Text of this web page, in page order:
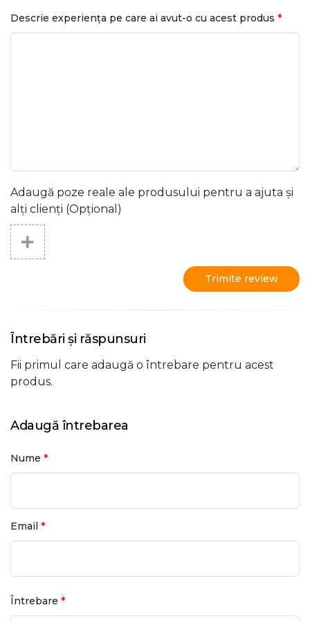
Descrie experiența pe care ai avut-o cu acest produs *
Adaugă poze reale ale produsului pentru a ajuta și
alți clienți (Opțional)
Trimite review
Întrebări și răspunsuri
Fii primul care adaugă o întrebare pentru acest
produs.
Adaugă întrebarea
Nume *
Email *
Întrebare *